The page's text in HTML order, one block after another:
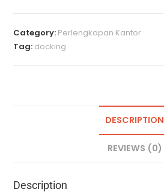
Category: Perlengkapan Kantor
Tag: docking
DESCRIPTION
REVIEWS (0)
Description